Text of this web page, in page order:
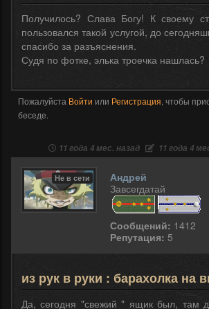
Получилось? Слава Богу! К своему
пользовался такой услугой, до
спасибо за разъяснения.
Судя по фотке, элька троечка нашлась?
Пожалуйста Войти или Регистрация, чтобы
беседе.
11 года 4 мес. назад 11 года 4
Не в сети
Андрей
Завсегдатай
Сообщений: 1412
Репутация: 5
из рук в руки : барахолка на
Да, сегодня "свежий " ящик был, там